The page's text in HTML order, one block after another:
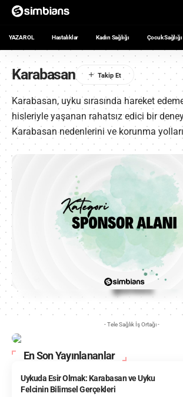
YAZAR OL Hastalıklar Kadın Sağlığı Çocuk Sağlığı
Karabasan
Karabasan, uyku sırasında hareket
hisleriyle yaşanan rahatsız edici bir
Karabasan nedenlerini ve korunma
- Tele Sağlık İş Ortağı -
En Son Yayınlananlar
Uykuda Esir Olmak: Karabasan ve Uyku
Felcinin Bilimsel Gerçekleri